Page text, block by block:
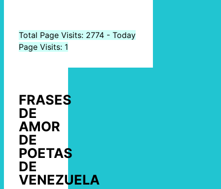
Total Page Visits: 2774 - Today
Page Visits: 1
FRASES
DE
AMOR
DE
POETAS
DE
VENEZUELA